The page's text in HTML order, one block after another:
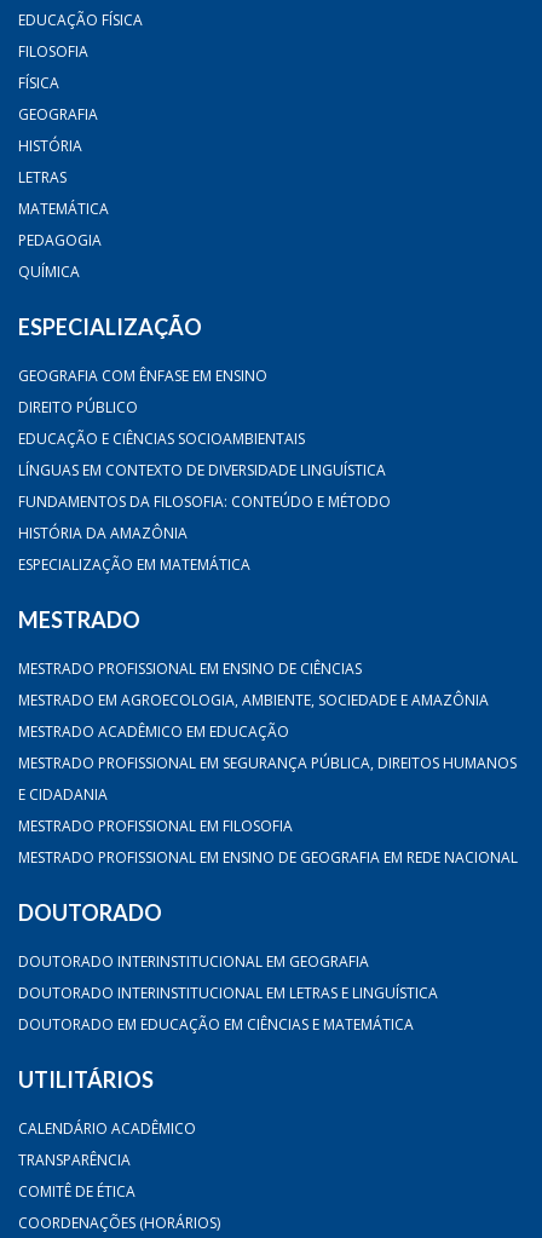
EDUCAÇÃO FÍSICA
FILOSOFIA
FÍSICA
GEOGRAFIA
HISTÓRIA
LETRAS
MATEMÁTICA
PEDAGOGIA
QUÍMICA
ESPECIALIZAÇÃO
GEOGRAFIA COM ÊNFASE EM ENSINO
DIREITO PÚBLICO
EDUCAÇÃO E CIÊNCIAS SOCIOAMBIENTAIS
LÍNGUAS EM CONTEXTO DE DIVERSIDADE LINGUÍSTICA
FUNDAMENTOS DA FILOSOFIA: CONTEÚDO E MÉTODO
HISTÓRIA DA AMAZÔNIA
ESPECIALIZAÇÃO EM MATEMÁTICA
MESTRADO
MESTRADO PROFISSIONAL EM ENSINO DE CIÊNCIAS
MESTRADO EM AGROECOLOGIA, AMBIENTE, SOCIEDADE E AMAZÔNIA
MESTRADO ACADÊMICO EM EDUCAÇÃO
MESTRADO PROFISSIONAL EM SEGURANÇA PÚBLICA, DIREITOS HUMANOS
E CIDADANIA
MESTRADO PROFISSIONAL EM FILOSOFIA
MESTRADO PROFISSIONAL EM ENSINO DE GEOGRAFIA EM REDE NACIONAL
DOUTORADO
DOUTORADO INTERINSTITUCIONAL EM GEOGRAFIA
DOUTORADO INTERINSTITUCIONAL EM LETRAS E LINGUÍSTICA
DOUTORADO EM EDUCAÇÃO EM CIÊNCIAS E MATEMÁTICA
UTILITÁRIOS
CALENDÁRIO ACADÊMICO
TRANSPARÊNCIA
COMITÊ DE ÉTICA
COORDENAÇÕES (HORÁRIOS)